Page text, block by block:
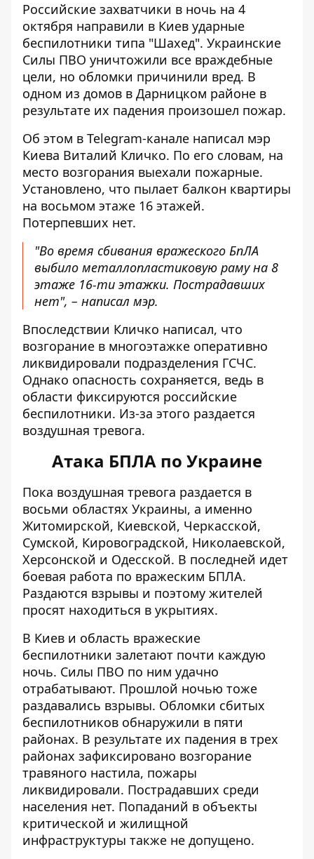
Российские захватчики в ночь на 4
октября направили в Киев ударные
беспилотники типа "Шахед". Украинские
Силы ПВО уничтожили все враждебные
цели, но обломки причинили вред. В
одном из домов в Дарницком районе в
результате их падения произошел пожар.
Об этом в Telegram-канале написал мэр
Киева Виталий Кличко. По его словам, на
место возгорания выехали пожарные.
Установлено, что пылает балкон квартиры
на восьмом этаже 16 этажей.
Потерпевших нет.
"Во время сбивания вражеского БпЛА
выбило металлопластиковую раму на 8
этаже 16-ти этажки. Пострадавших
нет", – написал мэр.
Впоследствии Кличко написал, что
возгорание в многоэтажке оперативно
ликвидировали подразделения ГСЧС.
Однако опасность сохраняется, ведь в
области фиксируются российские
беспилотники. Из-за этого раздается
воздушная тревога.
Атака БПЛА по Украине
Пока воздушная тревога раздается в
восьми областях Украины, а именно
Житомирской, Киевской, Черкасской,
Сумской, Кировоградской, Николаевской,
Херсонской и Одесской. В последней идет
боевая работа по вражеским БПЛА.
Раздаются взрывы и поэтому жителей
просят находиться в укрытиях.
В Киев и область вражеские
беспилотники залетают почти каждую
ночь. Силы ПВО по ним удачно
отрабатывают. Прошлой ночью тоже
раздавались взрывы. Обломки сбитых
беспилотников обнаружили в пяти
районах. В результате их падения в трех
районах зафиксировано возгорание
травяного настила, пожары
ликвидировали. Пострадавших среди
населения нет. Попаданий в объекты
критической и жилищной
инфраструктуры также не допущено.